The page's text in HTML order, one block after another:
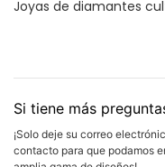
Joyas de diamantes
Si tiene más
¡Solo deje su correo
contacto para que podamos